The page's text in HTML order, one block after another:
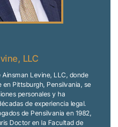
LLC
Levine, LLC, donde
Pittsburgh, Pensilvania, se
personales y ha
de experiencia legal.
de Pensilvania en 1982,
Doctor en la Facultad de